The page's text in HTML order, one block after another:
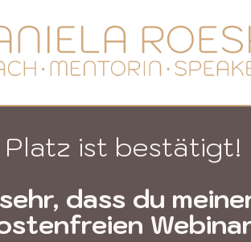
Platz ist bestätigt!
dass du